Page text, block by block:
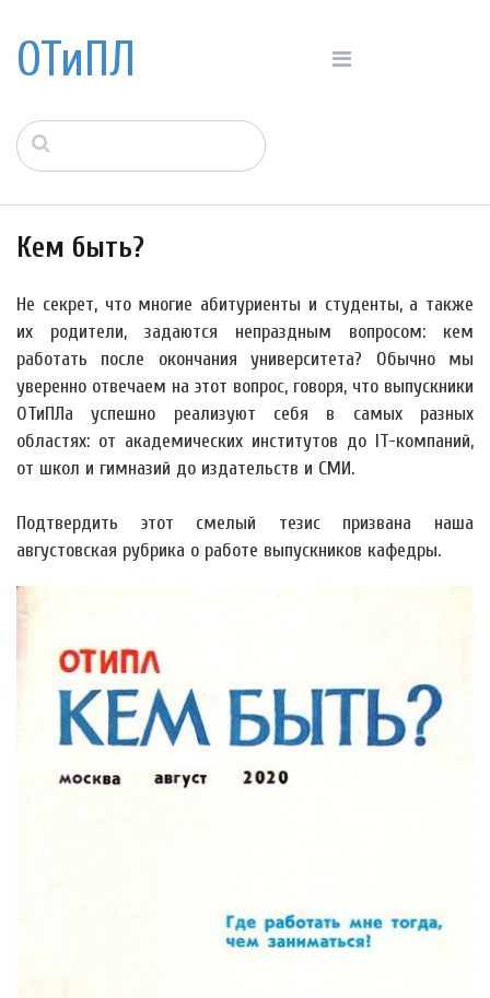
ОТиПЛ
Кем быть?
Не секрет, что многие абитуриенты и студенты, а также
их родители, задаются непраздным вопросом: кем
работать после окончания университета? Обычно мы
уверенно отвечаем на этот вопрос, говоря, что выпускники
ОТиПЛа успешно реализуют себя в самых разных
областях: от академических институтов до IT-компаний,
от школ и гимназий до издательств и СМИ.
Подтвердить этот смелый тезис призвана наша
августовская рубрика о работе выпускников кафедры.